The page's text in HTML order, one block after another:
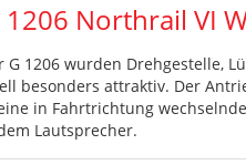
Northrail VI
1206 wurden Drehgestelle,
besonders attraktiv. Der
in Fahrtrichtung
Lautsprecher.